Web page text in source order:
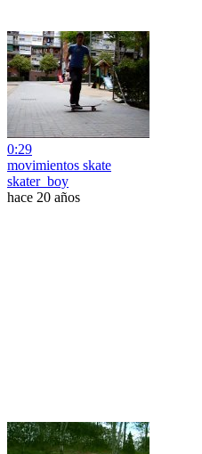
0:29
movimientos skate
skater_boy
hace 20 años